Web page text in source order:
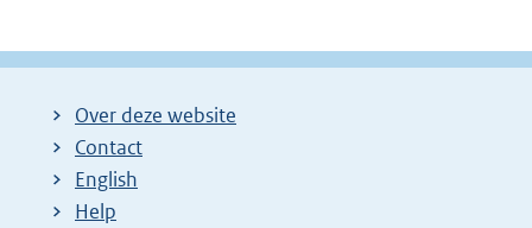
Over deze website
Contact
English
Help